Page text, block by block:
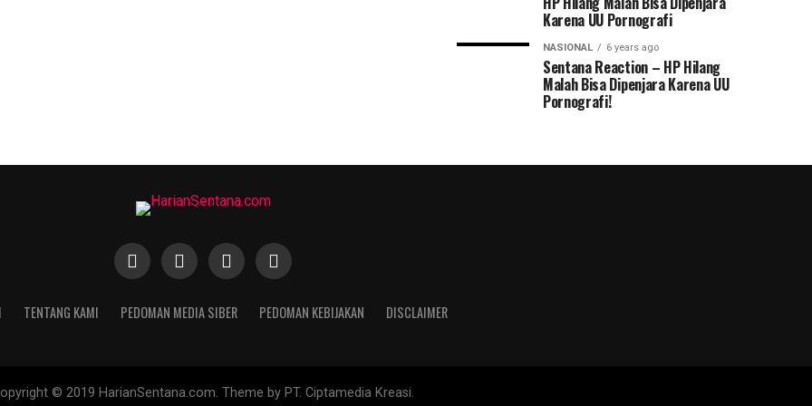
Karena UU Pornografi
NASIONAL 6 years ago
Sentana Reaction – HP Hilang
Malah Bisa Dipenjara Karena UU
Pornografi!
TENTANG KAMI PEDOMAN MEDIA SIBER PEDOMAN KEBIJAKAN DISCLAIMER
© 2019 HarianSentana.com. Theme by PT. Ciptamedia Kreasi.